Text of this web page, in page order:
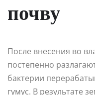
почву
После внесения во
постепенно
бактерии
гумус. В результате